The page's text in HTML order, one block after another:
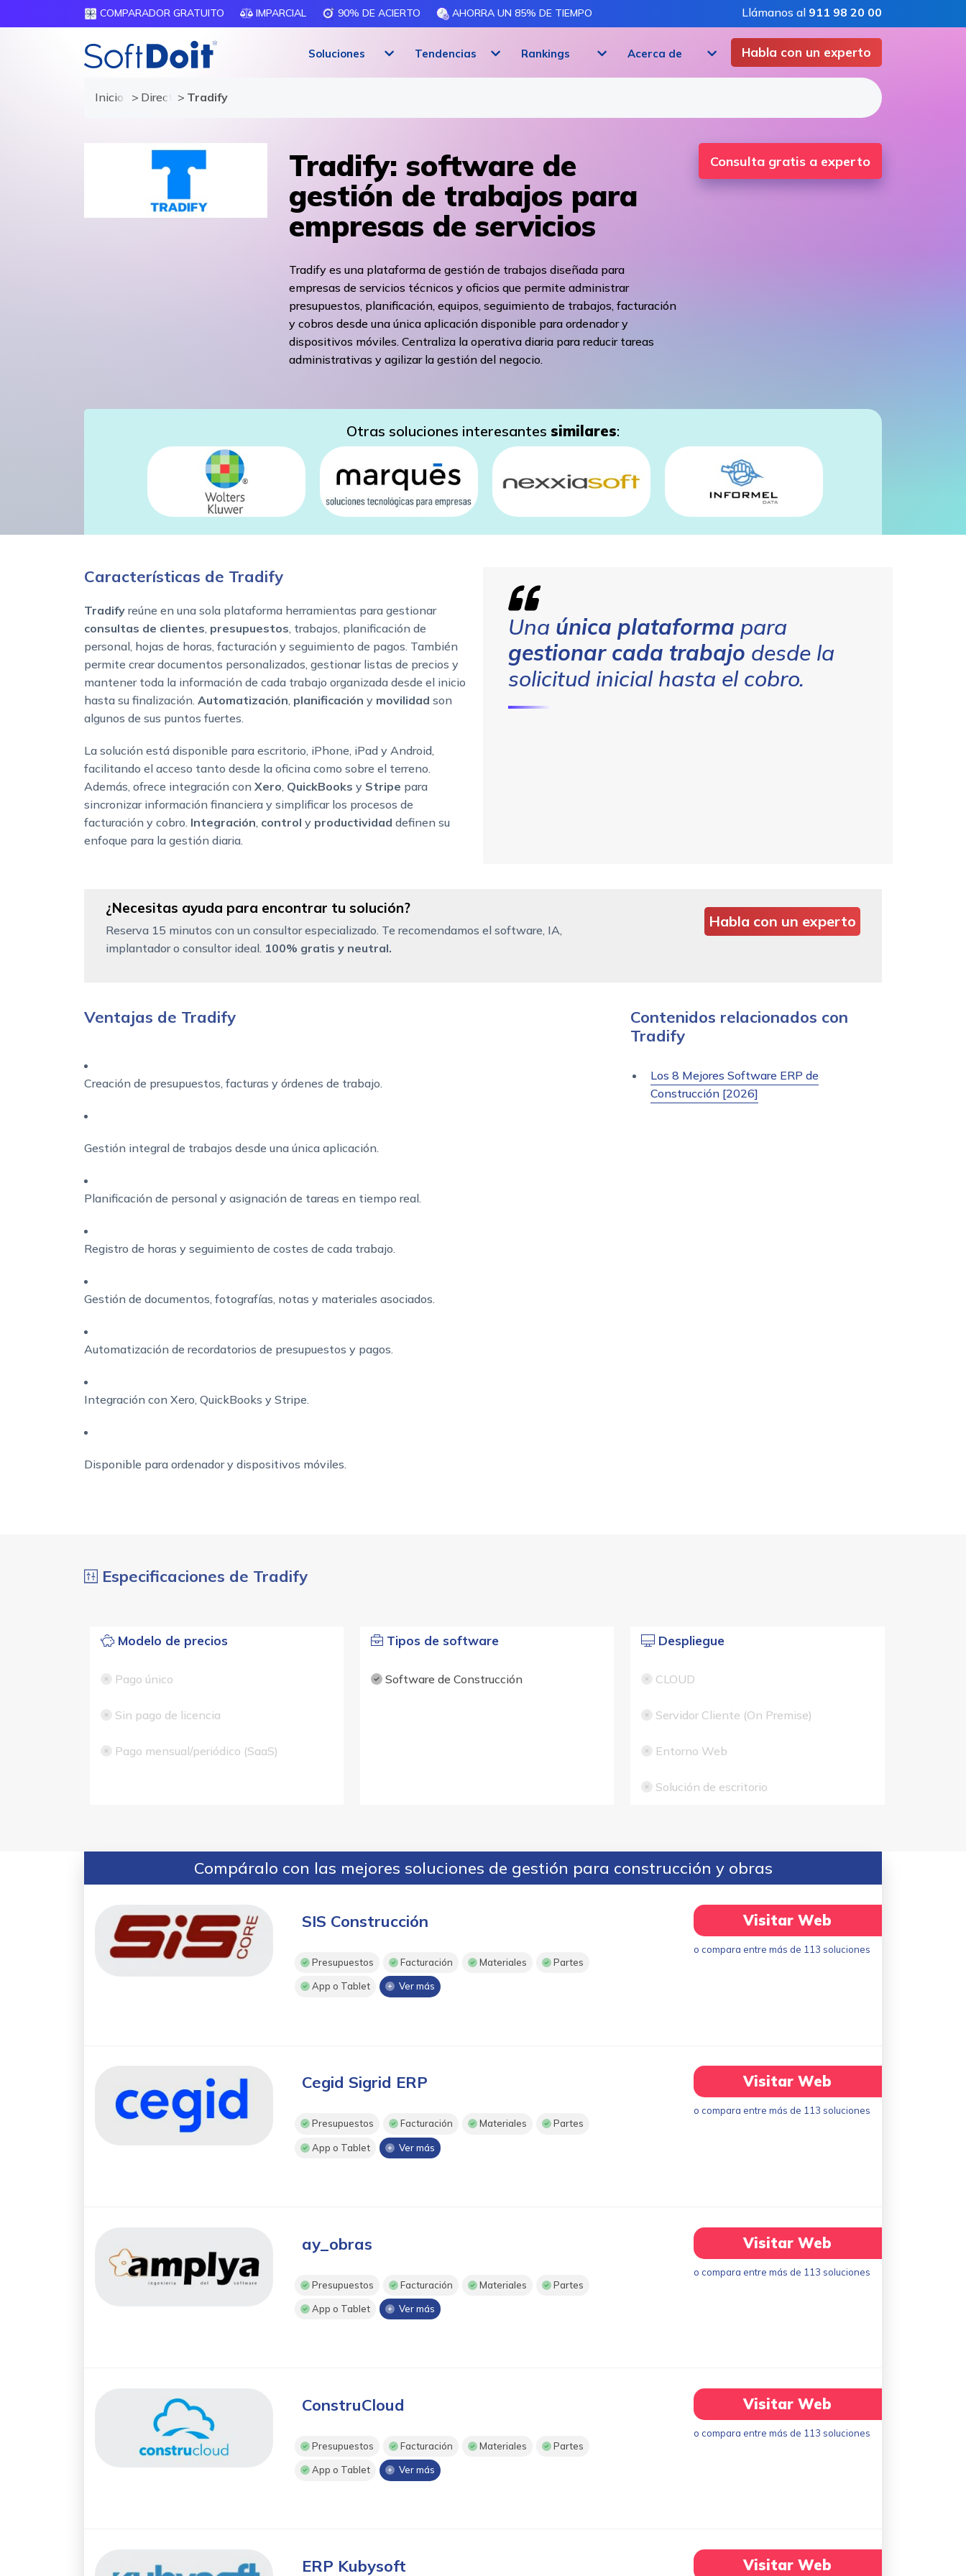
COMPARADOR GRATUITO IMPARCIAL 90% DE ACIERTO AHORRA UN 85% DE TIEMPO Llámanos al 911 98 20 00
Habla con un experto
Soluciones Tendencias Rankings Acerca de
Inicio Directorio de proveedores
Tradify
Tradify: software de
gestión de trabajos para
empresas de servicios
Tradify es una plataforma de gestión de trabajos diseñada para
empresas de servicios técnicos y oficios que permite administrar
presupuestos, planificación, equipos, seguimiento de trabajos, facturación
y cobros desde una única aplicación disponible para ordenador y
dispositivos móviles. Centraliza la operativa diaria para reducir tareas
administrativas y agilizar la gestión del negocio.
Consulta gratis a experto
Otras soluciones interesantes similares:
Características de Tradify
Tradify reúne en una sola plataforma herramientas para gestionar
consultas de clientes, presupuestos, trabajos, planificación de
personal, hojas de horas, facturación y seguimiento de pagos. También
permite crear documentos personalizados, gestionar listas de precios y
mantener toda la información de cada trabajo organizada desde el inicio
hasta su finalización. Automatización, planificación y movilidad son
algunos de sus puntos fuertes.
La solución está disponible para escritorio, iPhone, iPad y Android,
facilitando el acceso tanto desde la oficina como sobre el terreno.
Además, ofrece integración con Xero, QuickBooks y Stripe para
sincronizar información financiera y simplificar los procesos de
facturación y cobro. Integración, control y productividad definen su
enfoque para la gestión diaria.
Una única plataforma para
gestionar cada trabajo desde la
solicitud inicial hasta el cobro.
¿Necesitas ayuda para encontrar tu solución?
Reserva 15 minutos con un consultor especializado. Te recomendamos el software, IA,
implantador o consultor ideal. 100% gratis y neutral.
Habla con un experto
Ventajas de Tradify
Creación de presupuestos, facturas y órdenes de trabajo.
Gestión integral de trabajos desde una única aplicación.
Planificación de personal y asignación de tareas en tiempo real.
Registro de horas y seguimiento de costes de cada trabajo.
Gestión de documentos, fotografías, notas y materiales asociados.
Automatización de recordatorios de presupuestos y pagos.
Integración con Xero, QuickBooks y Stripe.
Disponible para ordenador y dispositivos móviles.
Contenidos relacionados con
Tradify
Los 8 Mejores Software ERP de
Construcción [2026]
Especificaciones de Tradify
Modelo de precios
Pago único
Sin pago de licencia
Pago mensual/periódico (SaaS)
Tipos de software
Software de Construcción
Despliegue
CLOUD
Servidor Cliente (On Premise)
Entorno Web
Solución de escritorio
Compáralo con las mejores soluciones de gestión para construcción y obras
SIS Construcción
Presupuestos Facturación Materiales Partes
App o Tablet Ver más
Visitar Web
o compara entre más de 113 soluciones
Cegid Sigrid ERP
Presupuestos Facturación Materiales Partes
App o Tablet Ver más
Visitar Web
o compara entre más de 113 soluciones
ay_obras
Presupuestos Facturación Materiales Partes
App o Tablet Ver más
Visitar Web
o compara entre más de 113 soluciones
ConstruCloud
Presupuestos Facturación Materiales Partes
App o Tablet Ver más
Visitar Web
o compara entre más de 113 soluciones
ERP Kubysoft Visitar Web